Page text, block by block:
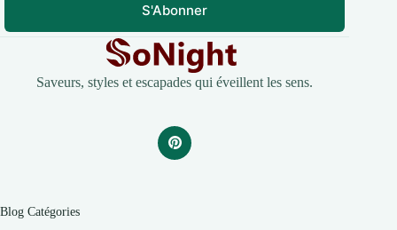
S'Abonner
Saveurs, styles et escapades qui éveillent les sens.
Blog Catégories